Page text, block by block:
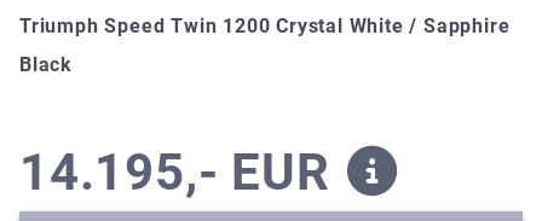
Triumph Speed Twin 1200 Crystal White / Sapphire
Black
14.195,- EUR